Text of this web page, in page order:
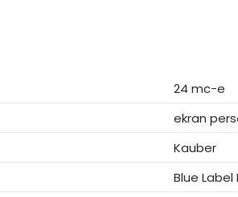
24 mc-e
ekran
Kauber
Blue Label